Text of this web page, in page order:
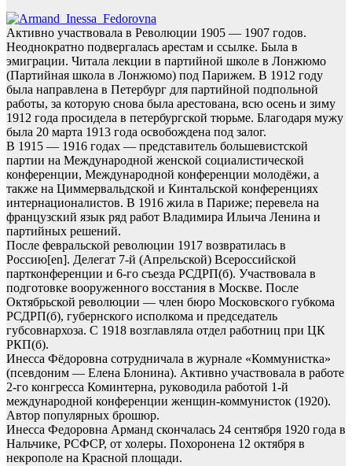
Активно участвовала в Революции 1905 — 1907 годов.
Неоднократно подвергалась арестам и ссылке. Была в
эмиграции. Читала лекции в партийной школе в Лонжюмо
(Партийная школа в Лонжюмо) под Парижем. В 1912 году
была направлена в Петербург для партийной подпольной
работы, за которую снова была арестована, всю осень и зиму
1912 года просидела в петербургской тюрьме. Благодаря мужу
была 20 марта 1913 года освобождена под залог.
В 1915 — 1916 годах — представитель большевистской
партии на Международной женской социалистической
конференции, Международной конференции молодёжи, а
также на Циммервальдской и Кинтальской конференциях
интернационалистов. В 1916 жила в Париже; перевела на
французский язык ряд работ Владимира Ильича Ленина и
партийных решений.
После февральской революции 1917 возвратилась в
Россию[en]. Делегат 7-й (Апрельской) Всероссийской
партконференции и 6-го съезда РСДРП(б). Участвовала в
подготовке вооруженного восстания в Москве. После
Октябрьской революции — член бюро Московского губкома
РСДРП(б), губернского исполкома и председатель
губсовнархоза. С 1918 возглавляла отдел работниц при ЦК
РКП(б).
Инесса Фёдоровна сотрудничала в журнале «Коммунистка»
(псевдоним — Елена Блонина). Активно участвовала в работе
2-го конгресса Коминтерна, руководила работой 1-й
международной конференции женщин-коммунисток (1920).
Автор популярных брошюр.
Инесса Федоровна Арманд скончалась 24 сентября 1920 года в
Нальчике, РСФСР, от холеры. Похоронена 12 октября в
некрополе на Красной площади.